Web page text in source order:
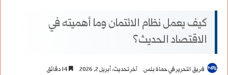
كيف يعمل نظام الائتمان وما أهميته في
الاقتصاد الحديث؟
فريق التحرير في حماة بلس آخر تحديث: أبريل 2, 2026